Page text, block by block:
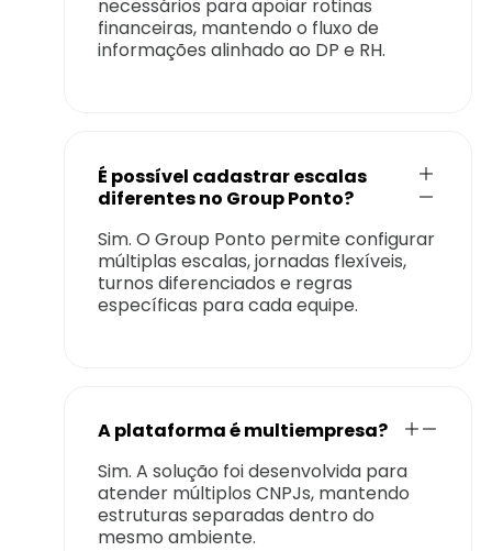
necessários para apoiar rotinas
financeiras, mantendo o fluxo de
informações alinhado ao DP e RH.
É possível cadastrar escalas
diferentes no Group Ponto?
Sim. O Group Ponto permite configurar
múltiplas escalas, jornadas flexíveis,
turnos diferenciados e regras
específicas para cada equipe.
A plataforma é multiempresa?
Sim. A solução foi desenvolvida para
atender múltiplos CNPJs, mantendo
estruturas separadas dentro do
mesmo ambiente.